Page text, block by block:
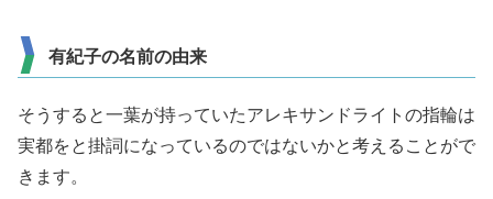
有紀子の名前の由来
そうすると一葉が持っていたアレキサンドライトの指輪は
実都をと掛詞になっているのではないかと考えることがで
きます。